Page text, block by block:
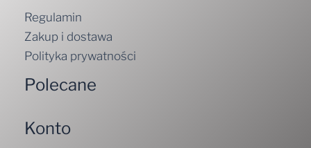
Regulamin
Zakup i dostawa
Polityka prywatności
Polecane
Konto